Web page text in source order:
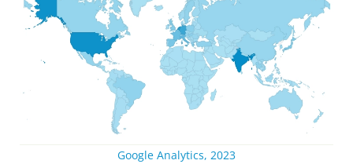
Google Analytics, 2023